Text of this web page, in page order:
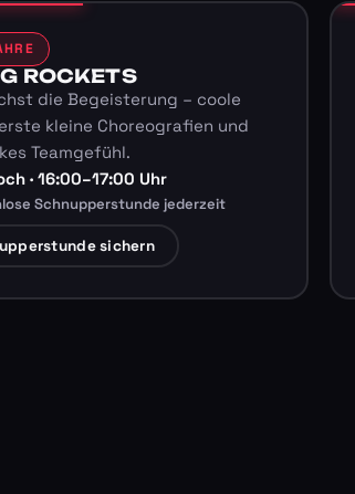
ROCKETS
die Begeisterung – coole
kleine Choreografien und
Teamgefühl.
· 16:00–17:00 Uhr
Schnupperstunde jederzeit
sichern